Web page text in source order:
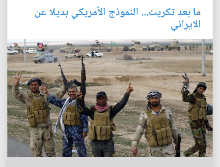
ما بعد تكريت... النموذج الأمريكي بديلا عن
الايراني